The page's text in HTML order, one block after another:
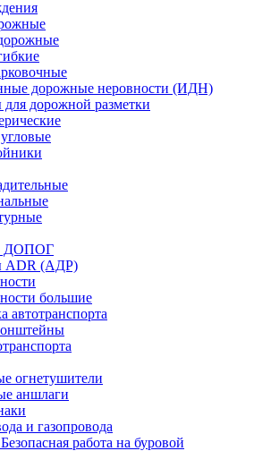
дорожные неровности (ИДН)
дорожной разметки
ДОПОГ
ADR (АДР)
большие
автотранспорта
огнетушители
аншлаги
и газопровода
работа на буровой